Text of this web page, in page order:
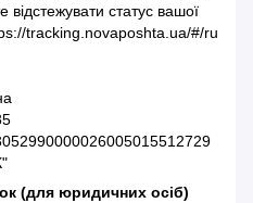
статус вашої
tracking.novaposhta.ua/#/ru
(для юридичних осіб)